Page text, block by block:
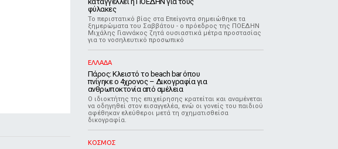
φύλακες
Το περιστατικό βίας στα Επείγοντα σημειώθηκε τα
ξημερώματα του Σαββάτου - ο πρόεδρος της ΠΟΕΔΗΝ
Μιχάλης Γιαννάκος ζητά ουσιαστικά μέτρα προστασίας
για το νοσηλευτικό προσωπικό
ΕΛΛΑΔΑ
Πάρος: Κλειστό το beach bar όπου
πνίγηκε ο 4χρονος – Δικογραφία για
ανθρωποκτονία από αμέλεια
Ο ιδιοκτήτης της επιχείρησης κρατείται και αναμένεται
να οδηγηθεί στον εισαγγελέα, ενώ οι γονείς του παιδιού
αφέθηκαν ελεύθεροι μετά τη σχηματισθείσα
δικογραφία.
ΚΟΣΜΟΣ